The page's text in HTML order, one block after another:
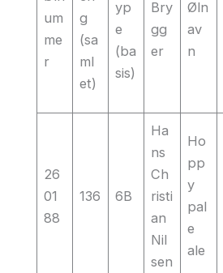
um
me
r
g
(sa
ml
et)
yp
e
(ba
sis)
Bry
gg
er
Øln
av
n
26
01
88
136 6B
Ha
ns
Ch
risti
an
Nil
sen
Ho
pp
y
pal
e
ale